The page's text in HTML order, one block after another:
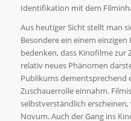
Identifikation mit dem
Aus heutiger Sicht stellt man
Besondere ein einem
bedenken, dass Kinofilme zur
relativ neues Phänomen
Publikums dementsprechend
Zuschauerrolle einnahm.
selbstverständlich
Novum. Auch der Gang ins